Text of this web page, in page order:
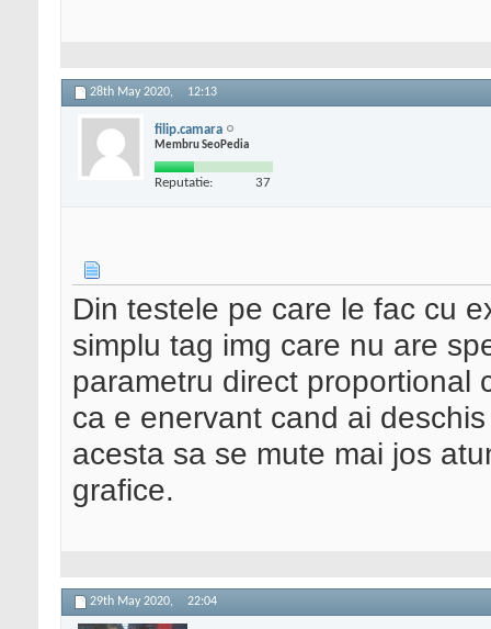
28th May 2020, 12:13
filip.camara
Membru SeoPedia
Reputatie: 37
Din testele pe care le fac cu
simplu tag img care nu are
parametru direct proportional
ca e enervant cand ai
acesta sa se mute mai jos
grafice.
29th May 2020, 22:04